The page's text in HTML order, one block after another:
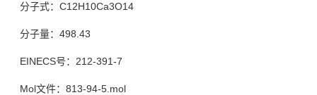
分子式：C12H10Ca3O14
分子量：498.43
EINECS号：212-391-7
Mol文件：813-94-5.mol